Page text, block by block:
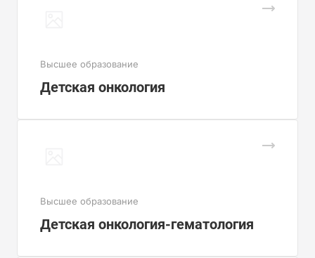
Высшее образование
Детская онкология
Высшее образование
Детская онкология-гематология